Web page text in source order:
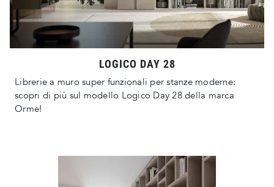
LOGICO DAY 28
Librerie a muro super funzionali per stanze moderne:
scopri di più sul modello Logico Day 28 della marca
Orme!